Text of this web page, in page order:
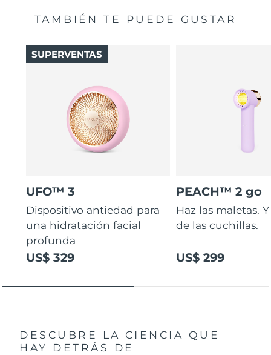
TAMBIÉN TE PUEDE GUSTAR
UFO™ 3
Dispositivo antiedad para
una hidratación facial
profunda
US$ 329
SUPERVENTAS
PEACH™ 2 go
Haz las maletas.
de las cuchillas.
US$ 299
DESCUBRE LA CIENCIA QUE
HAY DETRÁS DE